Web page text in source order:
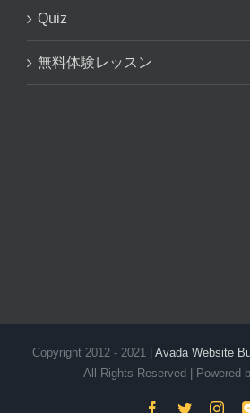
Quiz
無料体験レッスン
Copyright 2012 - 2021 | Avada Website
All Rights Reserved | Powered
Facebook
Twitter